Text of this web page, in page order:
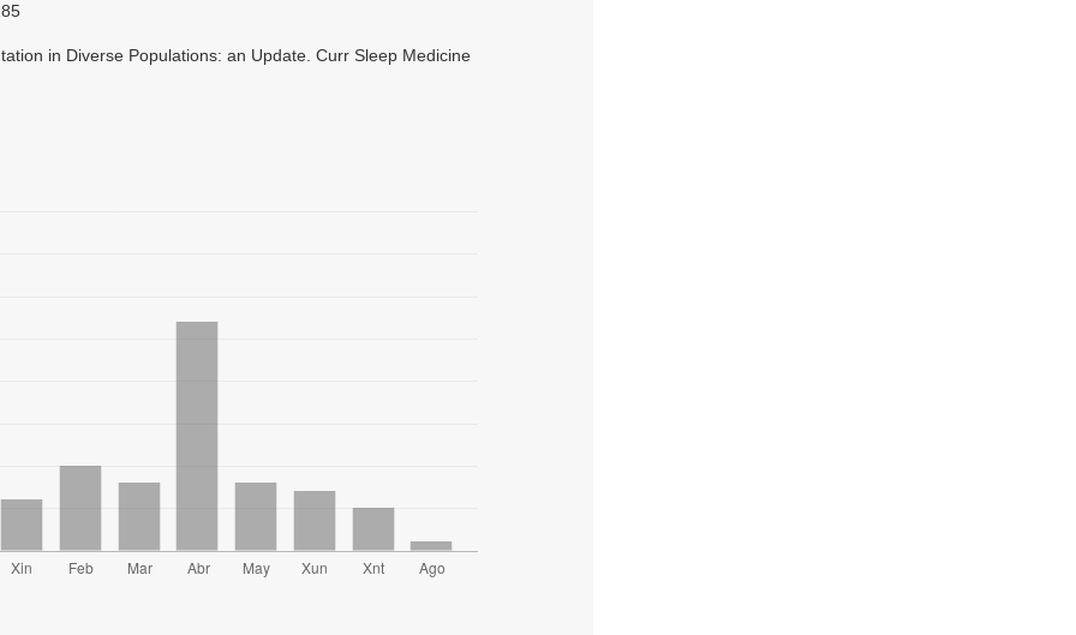
in Diverse Populations: an Update. Curr Sleep Medicine